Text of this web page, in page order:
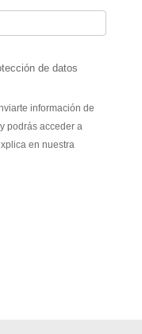
de datos
información de
podrás acceder a
en nuestra